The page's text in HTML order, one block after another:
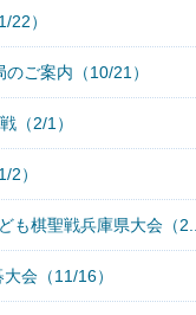
22）
ご案内（10/21）
（2/1）
2）
も棋聖戦兵庫県大会（2...
会（11/16）